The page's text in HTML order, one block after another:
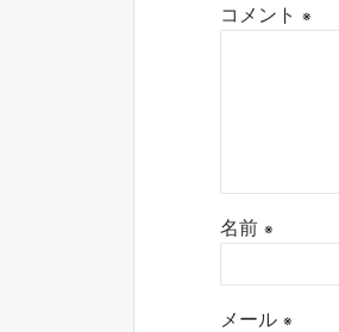
コメント ※
名前 ※
メール ※